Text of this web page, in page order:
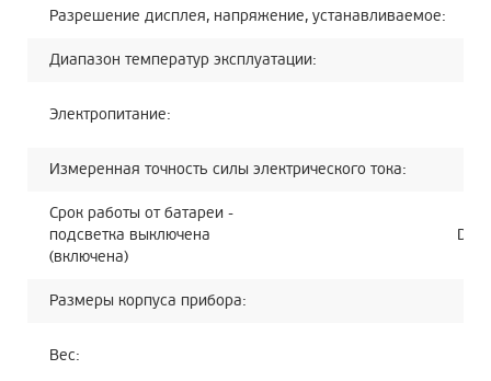
Разрешение дисплея, напряжение, устанавливаемое:
Диапазон температур эксплуатации:
Электропитание:
Измеренная точность силы электрического тока:
Срок работы от батареи -
подсветка выключена
(включена)
Размеры корпуса прибора:
Вес: